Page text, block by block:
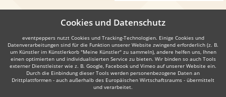
Weiter
Cookies und Datenschutz
eventpeppers nutzt Cookies und Tracking-Technologien. Einige Cookies und
Datenverarbeitungen sind für die Funktion unserer Website zwingend erforderlich (z. B.
um Künstler im Künstlerkorb "Meine Künstler" zu sammeln), andere helfen uns, Ihnen
einen optimierten und individualisierten Service zu bieten. Wir binden so auch Tools
externer Dienstleister wie z. B. Google, Facebook und Vimeo auf unserer Website ein.
Durch die Einbindung dieser Tools werden personenbezogene Daten an
Drittplattformen - auch außerhalb des Europäischen Wirtschaftsraums - übermittelt
und verarbeitet.